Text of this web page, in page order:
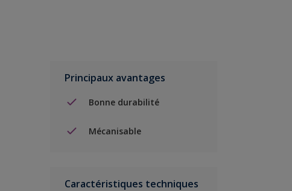
Principaux avantages
Bonne durabilité
Mécanisable
Caractéristiques techniques